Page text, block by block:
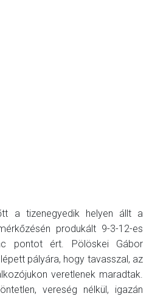
a tizenegyedik helyen állt a
produkált 9-3-12-es
pontot ért. Pölöskei Gábor
pályára, hogy tavasszal, az
veretlenek maradtak.
vereség nélkül, igazán